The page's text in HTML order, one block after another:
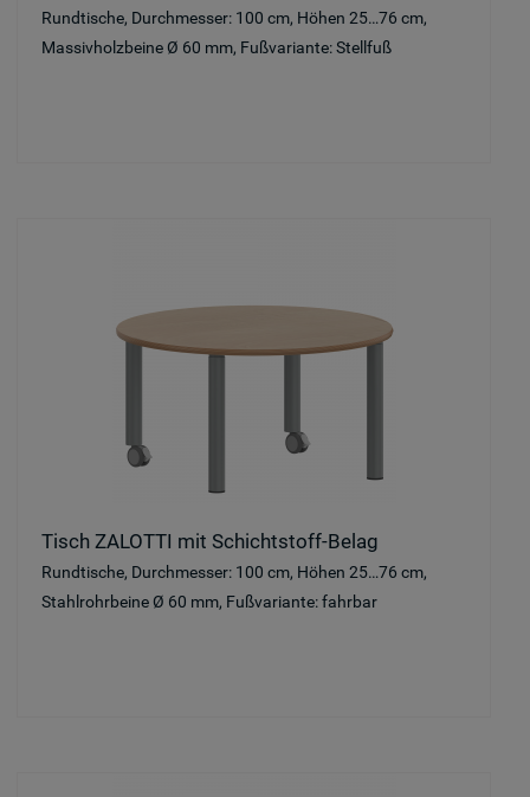
Rundtische, Durchmesser: 100 cm, Höhen 25…76 cm,
Massivholzbeine Ø 60 mm, Fußvariante: Stellfuß
Tisch ZALOTTI mit Schichtstoff-Belag
Rundtische, Durchmesser: 100 cm, Höhen 25…76 cm,
Stahlrohrbeine Ø 60 mm, Fußvariante: fahrbar